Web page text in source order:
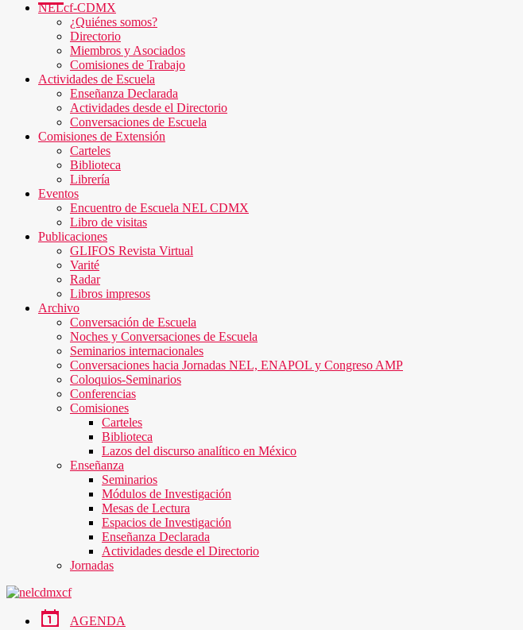
NELcf-CDMX
¿Quiénes somos?
Directorio
Miembros y Asociados
Comisiones de Trabajo
Actividades de Escuela
Enseñanza Declarada
Actividades desde el Directorio
Conversaciones de Escuela
Comisiones de Extensión
Carteles
Biblioteca
Librería
Eventos
Encuentro de Escuela NEL CDMX
Libro de visitas
Publicaciones
GLIFOS Revista Virtual
Varité
Radar
Libros impresos
Archivo
Conversación de Escuela
Noches y Conversaciones de Escuela
Seminarios internacionales
Conversaciones hacia Jornadas NEL, ENAPOL y Congreso AMP
Coloquios-Seminarios
Conferencias
Comisiones
Carteles
Biblioteca
Lazos del discurso analítico en México
Enseñanza
Seminarios
Módulos de Investigación
Mesas de Lectura
Espacios de Investigación
Enseñanza Declarada
Actividades desde el Directorio
Jornadas
AGENDA